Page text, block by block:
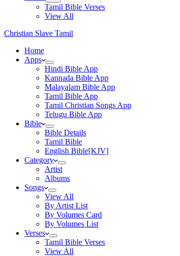
Tamil Bible Verses
View All
Christian Slave Tamil
Home
Apps
Hindi Bible App
Kannada Bible App
Malayalam Bible App
Tamil Bible App
Tamil Christian Songs App
Telugu Bible App
Bible
Bible Details
Tamil Bible
English Bible[KJV]
Category
Artist
Albums
Songs
View All
By Artist List
By Volumes Card
By Volumes List
Verses
Tamil Bible Verses
View All